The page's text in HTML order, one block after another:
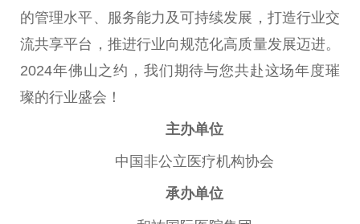
的管理水平、服务能力及可持续发展，打造行业交
流共享平台 ，推进行业向规范化高质量发展迈进。
2024年佛山之约，我们期待与您共赴这场年度璀
璨的行业盛会！
主办单位
中国非公立医疗机构协会
承办单位